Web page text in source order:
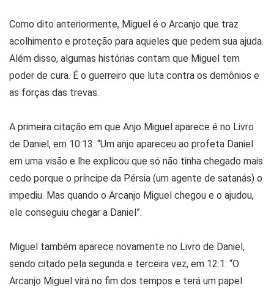
Como dito anteriormente, Miguel é o Arcanjo que traz
acolhimento e proteção para aqueles que pedem sua ajuda.
Além disso, algumas histórias contam que Miguel tem
poder de cura. É o guerreiro que luta contra os demônios e
as forças das trevas.
A primeira citação em que Anjo Miguel aparece é no Livro
de Daniel, em 10:13: “Um anjo apareceu ao profeta Daniel
em uma visão e lhe explicou que só não tinha chegado mais
cedo porque o príncipe da Pérsia (um agente de satanás) o
impediu. Mas quando o Arcanjo Miguel chegou e o ajudou,
ele conseguiu chegar a Daniel”.
Miguel também aparece novamente no Livro de Daniel,
sendo citado pela segunda e terceira vez, em 12:1: “O
Arcanjo Miguel virá no fim dos tempos e terá um papel